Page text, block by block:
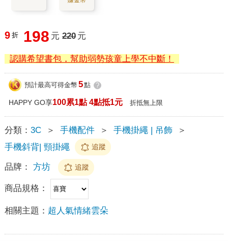
9 折 198 元 220 元
認購希望書包，幫助弱勢孩童上學不中斷！
預計最高可得金幣 5點 ?
HAPPY GO享100累1點 4點抵1元 折抵無上限
分類： 3C ＞ 手機配件 ＞ 手機掛繩 | 吊飾
＞
手機斜背| 頸掛繩
追蹤
品牌： 方坊 追蹤
商品規格：
相關主題： 超人氣情緒雲朵